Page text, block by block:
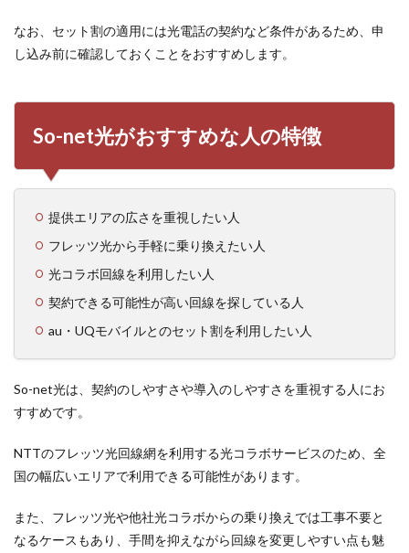
なお、セット割の適用には光電話の契約など条件があるため、申
し込み前に確認しておくことをおすすめします。
So-net光がおすすめな人の特徴
提供エリアの広さを重視したい人
フレッツ光から手軽に乗り換えたい人
光コラボ回線を利用したい人
契約できる可能性が高い回線を探している人
au・UQモバイルとのセット割を利用したい人
So-net光は、契約のしやすさや導入のしやすさを重視する人にお
すすめです。
NTTのフレッツ光回線網を利用する光コラボサービスのため、全
国の幅広いエリアで利用できる可能性があります。
また、フレッツ光や他社光コラボからの乗り換えでは工事不要と
なるケースもあり、手間を抑えながら回線を変更しやすい点も魅